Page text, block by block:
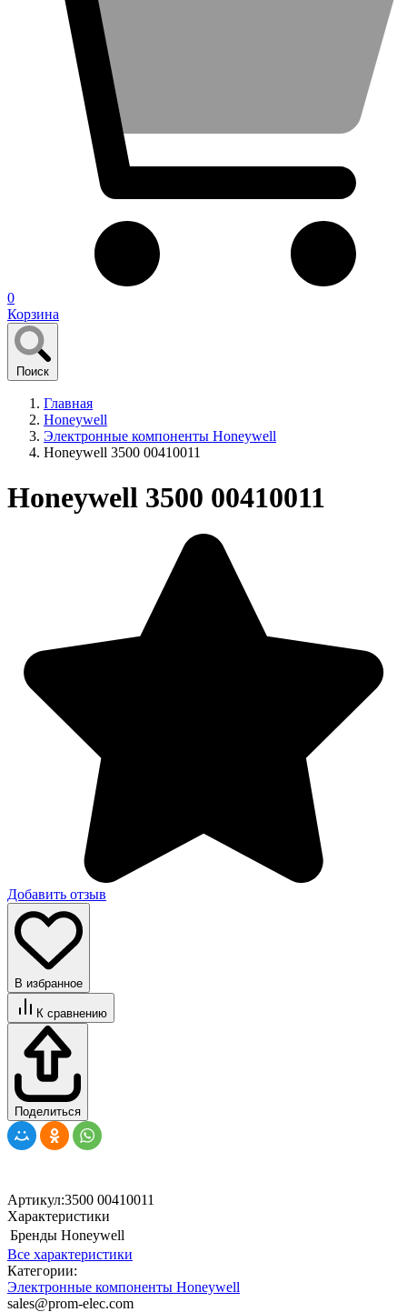
0
Корзина
Поиск
Главная
Honeywell
Электронные компоненты Honeywell
Honeywell 3500 00410011
Honeywell 3500 00410011
Добавить отзыв
В избранное
К сравнению
Поделиться
Артикул:3500 00410011
Характеристики
Бренды Honeywell
Все характеристики
Категории:
Электронные компоненты Honeywell
sales@prom-elec.com